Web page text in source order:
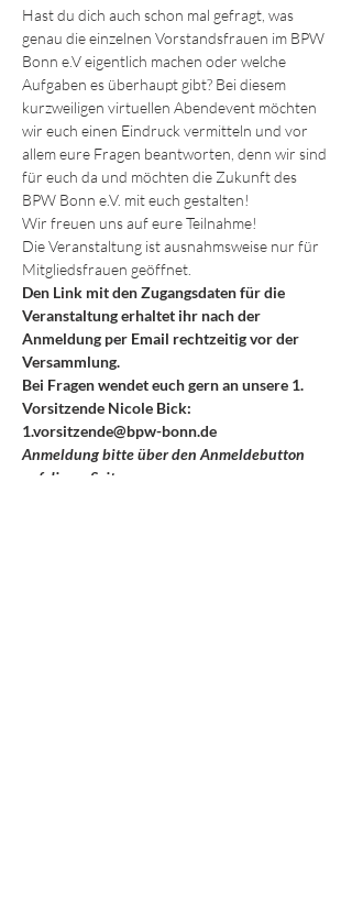
Hast du dich auch schon mal gefragt, was
genau die einzelnen Vorstandsfrauen im BPW
Bonn e.V eigentlich machen oder welche
Aufgaben es überhaupt gibt? Bei diesem
kurzweiligen virtuellen Abendevent möchten
wir euch einen Eindruck vermitteln und vor
allem eure Fragen beantworten, denn wir sind
für euch da und möchten die Zukunft des
BPW Bonn e.V. mit euch gestalten!
Wir freuen uns auf eure Teilnahme!
Die Veranstaltung ist ausnahmsweise nur für
Mitgliedsfrauen geöffnet.
Den Link mit den Zugangsdaten für die
Veranstaltung erhaltet ihr nach der
Anmeldung per Email rechtzeitig vor der
Versammlung.
Bei Fragen wendet euch gern an unsere 1.
Vorsitzende Nicole Bick:
1.vorsitzende@bpw-bonn.de
Anmeldung bitte über den Anmeldebutton
auf dieser Seite.